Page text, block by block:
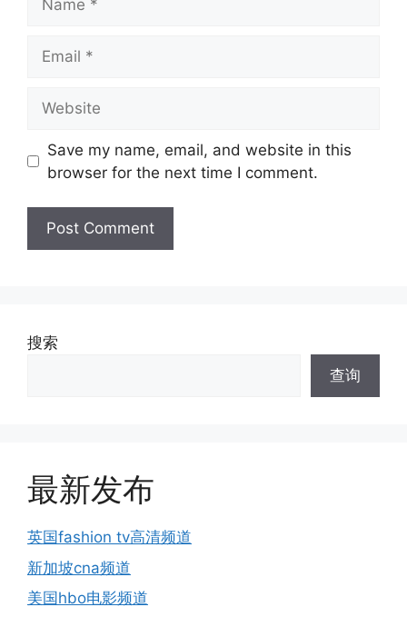
Save my name, email, and website in this
browser for the next time I comment.
搜索
查询
最新发布
英国fashion tv高清频道
新加坡cna频道
美国hbo电影频道